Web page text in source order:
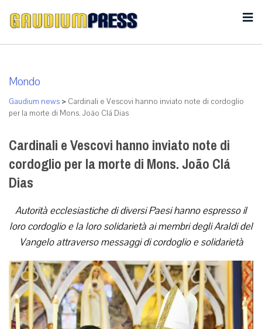
Mondo
Gaudium news > Cardinali e Vescovi hanno inviato note di cordoglio
per la morte di Mons. João Clá Dias
Cardinali e Vescovi hanno inviato note di
cordoglio per la morte di Mons. João Clá
Dias
Autorità ecclesiastiche di diversi Paesi hanno espresso il
loro cordoglio e la loro solidarietà ai membri degli Araldi del
Vangelo attraverso messaggi di cordoglio e solidarietà